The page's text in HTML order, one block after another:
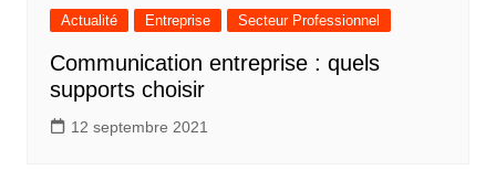
Actualité Entreprise Secteur Professionnel
Communication entreprise : quels
supports choisir
12 septembre 2021